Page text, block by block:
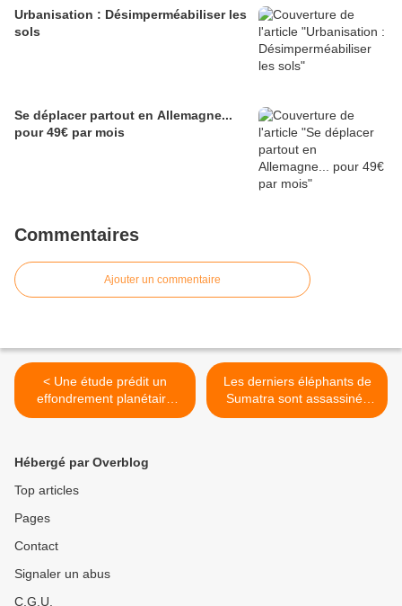
Urbanisation : Désimperméabiliser les
sols
Se déplacer partout en Allemagne...
pour 49€ par mois
Commentaires
Ajouter un commentaire
< Une étude prédit un
effondrement planétaire
irréversible imminent
Les derniers éléphants de
Sumatra sont assassinés
au nom des biocarburants >
Hébergé par Overblog
Top articles
Pages
Contact
Signaler un abus
C.G.U.